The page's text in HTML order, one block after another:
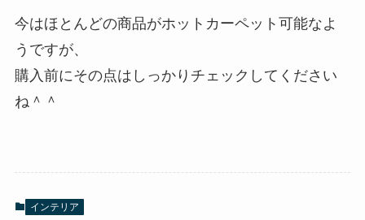
今はほとんどの商品がホットカーペット可能なよ
うですが、
購入前にその点はしっかりチェックしてください
ね＾＾
インテリア